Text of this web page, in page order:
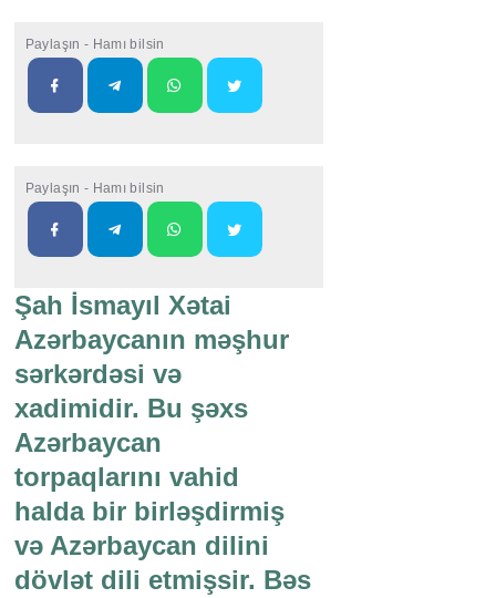
Paylaşın - Hamı bilsin
Paylaşın - Hamı bilsin
Şah İsmayıl Xətai
Azərbaycanın məşhur
sərkərdəsi və
xadimidir. Bu şəxs
Azərbaycan
torpaqlarını vahid
halda bir birləşdirmiş
və Azərbaycan dilini
dövlət dili etmişsir. Bəs